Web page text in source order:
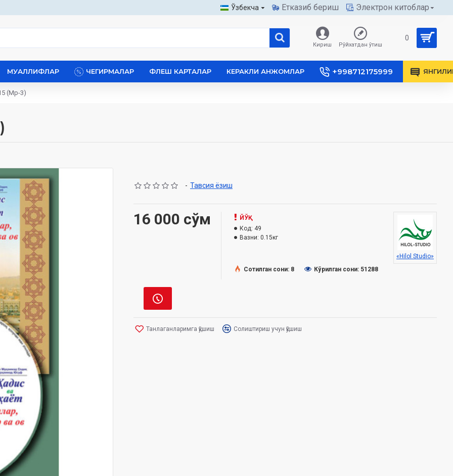
Ўзбекча Етказиб бериш Электрон китоблар
Кириш Рўйхатдан ўтиш
0
МУАЛЛИФЛАР ЧЕГИРМАЛАР ФЛЕШ КАРТАЛАР КЕРАКЛИ АНЖОМЛАР +998712175999
(Мp-3)
- Тавсия ёзиш
16 000 сўм
ЙЎҚ
Код: 49
Вазни: 0.15кг
«Hilol Studio»
Сотилган сони: 8
Кўрилган сони: 51288
Танлаганларимга қўшиш Солиштириш учун қўшиш